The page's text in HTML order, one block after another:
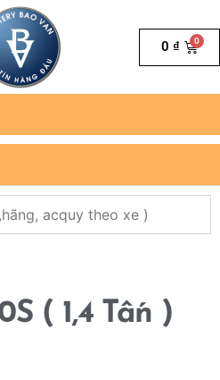
0 ₫
( 1,4 Tấn )